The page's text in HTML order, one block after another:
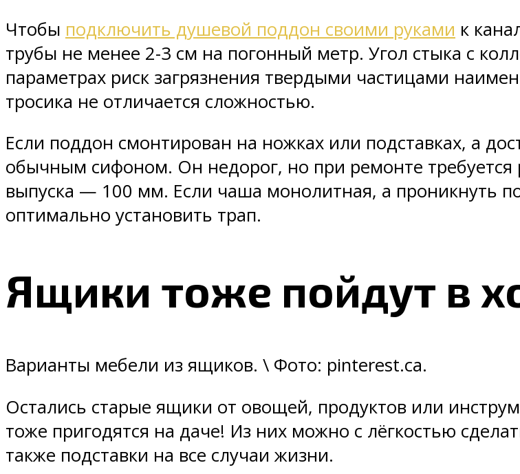
Чтобы подключить душевой поддон своими руками к
трубы не менее 2-3 см на погонный метр. Угол стыка с
параметрах риск загрязнения твердыми частицами
тросика не отличается сложностью.
Если поддон смонтирован на ножках или подставках, а
обычным сифоном. Он недорог, но при ремонте требуется
выпуска — 100 мм. Если чаша монолитная, а проникнуть
оптимально установить трап.
Ящики тоже пойдут в
Варианты мебели из ящиков. \ Фото: pinterest.ca.
Остались старые ящики от овощей, продуктов или
тоже пригодятся на даче! Из них можно с лёгкостью
также подставки на все случаи жизни.